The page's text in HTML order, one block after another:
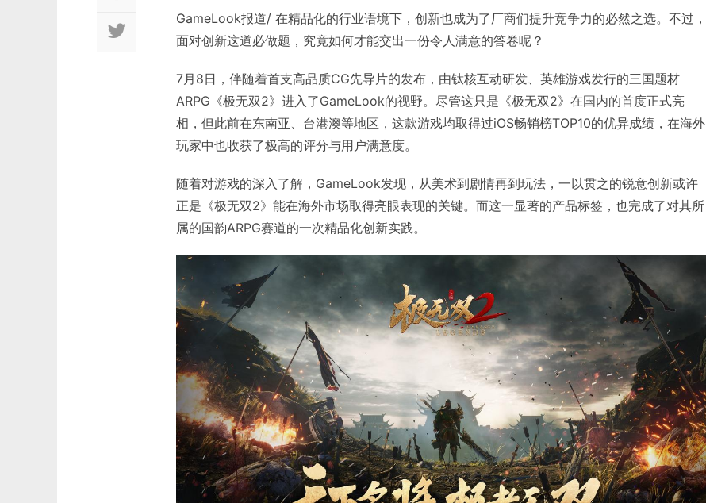
GameLook报道/ 在精品化的行业语境下，创新也成为了厂商们提升竞争力的必然之选。不过，
面对创新这道必做题，究竟如何才能交出一份令人满意的答卷呢？
7月8日，伴随着首支高品质CG先导片的发布，由钛核互动研发、英雄游戏发行的三国题材
ARPG《极无双2》进入了GameLook的视野。尽管这只是《极无双2》在国内的首度正式亮
相，但此前在东南亚、台港澳等地区，这款游戏均取得过iOS畅销榜TOP10的优异成绩，在海外
玩家中也收获了极高的评分与用户满意度。
随着对游戏的深入了解，GameLook发现，从美术到剧情再到玩法，一以贯之的锐意创新或许
正是《极无双2》能在海外市场取得亮眼表现的关键。而这一显著的产品标签，也完成了对其所
属的国韵ARPG赛道的一次精品化创新实践。